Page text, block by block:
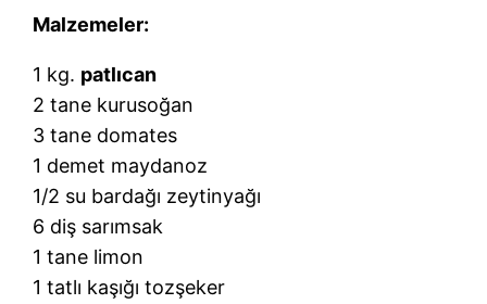
Malzemeler:
1 kg. patlıcan
2 tane kurusoğan
3 tane domates
1 demet maydanoz
1/2 su bardağı zeytinyağı
6 diş sarımsak
1 tane limon
1 tatlı kaşığı tozşeker